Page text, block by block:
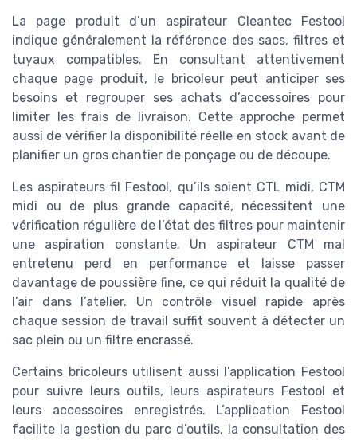
La page produit d’un aspirateur Cleantec Festool
indique généralement la référence des sacs, filtres et
tuyaux compatibles. En consultant attentivement
chaque page produit, le bricoleur peut anticiper ses
besoins et regrouper ses achats d’accessoires pour
limiter les frais de livraison. Cette approche permet
aussi de vérifier la disponibilité réelle en stock avant de
planifier un gros chantier de ponçage ou de découpe.
Les aspirateurs fil Festool, qu’ils soient CTL midi, CTM
midi ou de plus grande capacité, nécessitent une
vérification régulière de l’état des filtres pour maintenir
une aspiration constante. Un aspirateur CTM mal
entretenu perd en performance et laisse passer
davantage de poussière fine, ce qui réduit la qualité de
l’air dans l’atelier. Un contrôle visuel rapide après
chaque session de travail suffit souvent à détecter un
sac plein ou un filtre encrassé.
Certains bricoleurs utilisent aussi l’application Festool
pour suivre leurs outils, leurs aspirateurs Festool et
leurs accessoires enregistrés. L’application Festool
facilite la gestion du parc d’outils, la consultation des